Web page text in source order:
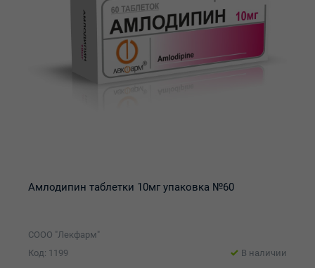
Амлодипин таблетки 10мг упаковка №60
СООО "Лекфарм"
Код: 1199
В наличии